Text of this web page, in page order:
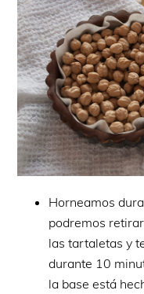
Horneamos
podremos
las tartaletas y
durante 10
la base está